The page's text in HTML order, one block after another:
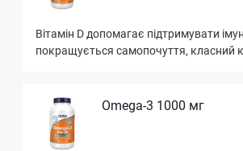
Вітамін D допомагає підтримувати
покращується самопочуття, класний
Omega-3 1000 мг